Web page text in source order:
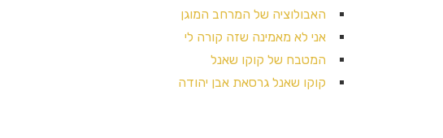
האבולוציה של המרחב המוגן
אני לא מאמינה שזה קורה לי
המטבח של קוקו שאנל
קוקו שאנל גרסאת אבן יהודה